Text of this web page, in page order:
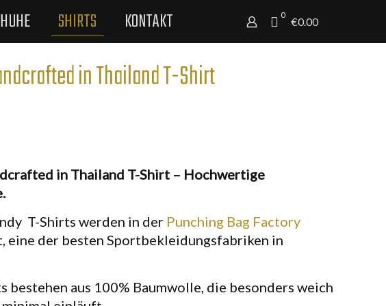
SHIRTS KONTAKT 0
€0.00
in Thailand T-Shirt
in Thailand T-Shirt – Hochwertige
T-Shirts werden in der Punching Bag Factory
eine der besten Sportbekleidungsfabriken in
bestehen aus 100% Baumwolle, die besonders weich